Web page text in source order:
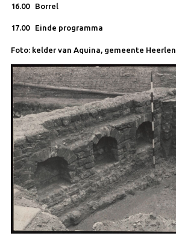
16.00 Borrel
17.00 Einde programma
Foto: kelder van Aquina, gemeente Heerlen